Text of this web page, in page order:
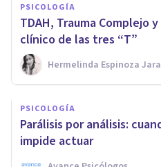
PSICOLOGÍA
TDAH, Trauma Complejo
clínico de las tres “T”
Hermelinda Espinoza Jara
PSICOLOGÍA
Parálisis por análisis:
impide actuar